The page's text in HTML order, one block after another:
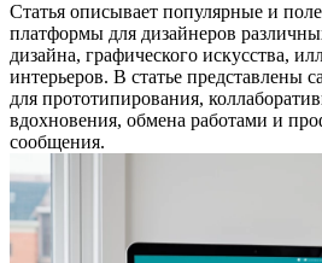
Статья описывает популярные и
платформы для дизайнеров
дизайна, графического искусства,
интерьеров. В статье представлены
для прототипирования,
вдохновения, обмена работами и
сообщения.